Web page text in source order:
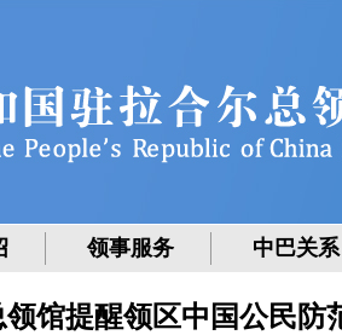
领事服务 中巴关系
馆提醒领区中国公民防